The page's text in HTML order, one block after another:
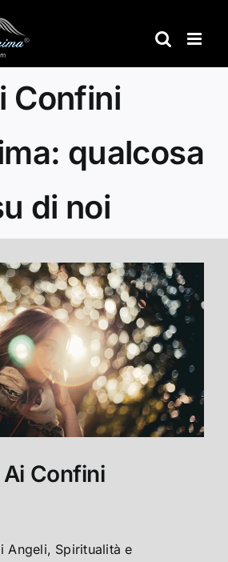
Confini
qualcosa
di noi
Confini
Angeli, Spiritualità e